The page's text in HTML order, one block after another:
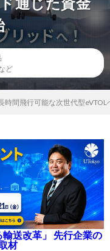
ど
時間飛行可能な次世代型
送改革」 先行企業の
材